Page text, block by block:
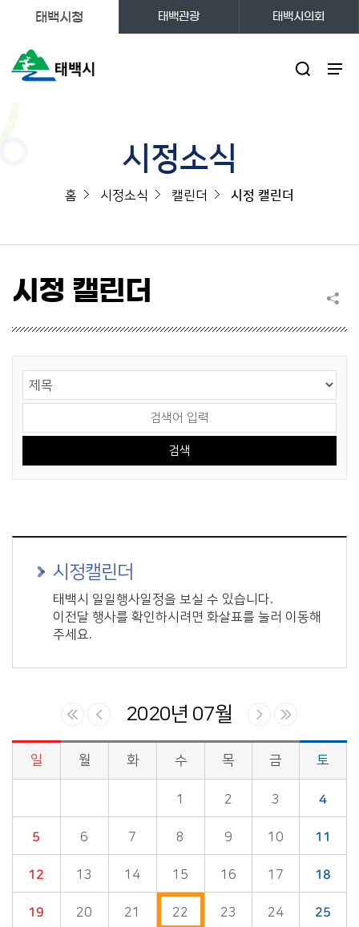
태백시청 태백관광 태백시의회
시정소식
홈 시정소식 캘린더 시정 캘린더
시정 캘린더
시정캘린더
태백시 일일행사일정을 보실 수 있습니다.
이전달 행사를 확인하시려면 화살표를 눌러 이동해
주세요.
2020년 07월
시정소식>시정 캘린더 게시판의 (2020년 07월) 달력형태로 일정명, 일정내용을 제공합니다.
일 월 화 수 목 금 토
1 2 3 4
5 6 7 8 9 10 11
12 13 14 15 16 17 18
19 20 21 22 23 24 25